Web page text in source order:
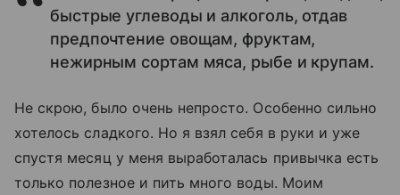
быстрые углеводы и алкоголь, отдав
предпочтение овощам, фруктам,
нежирным сортам мяса, рыбе и крупам.
Не скрою, было очень непросто. Особенно сильно
хотелось сладкого. Но я взял себя в руки и уже
спустя месяц у меня выработалась привычка есть
только полезное и пить много воды. Моим